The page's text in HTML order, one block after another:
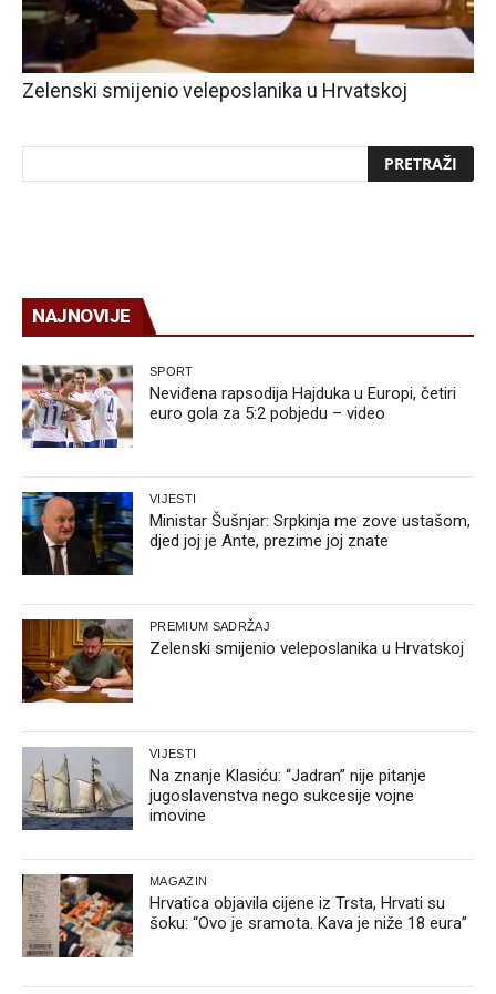
Zelenski smijenio veleposlanika u Hrvatskoj
NAJNOVIJE
SPORT
Neviđena rapsodija Hajduka u Europi, četiri
euro gola za 5:2 pobjedu – video
VIJESTI
Ministar Šušnjar: Srpkinja me zove ustašom,
djed joj je Ante, prezime joj znate
PREMIUM SADRŽAJ
Zelenski smijenio veleposlanika u Hrvatskoj
VIJESTI
Na znanje Klasiću: “Jadran” nije pitanje
jugoslavenstva nego sukcesije vojne
imovine
MAGAZIN
Hrvatica objavila cijene iz Trsta, Hrvati su
šoku: “Ovo je sramota. Kava je niže 18 eura”